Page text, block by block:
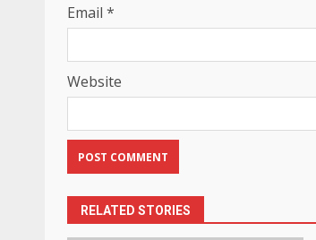
Email *
Website
RELATED STORIES